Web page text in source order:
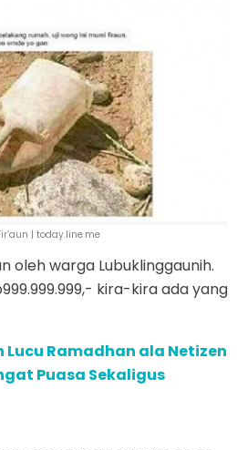
| today.line.me
oleh warga Lubuklinggaunih.
kira-kira ada yang
Lucu Ramadhan ala Netizen
Puasa Sekaligus